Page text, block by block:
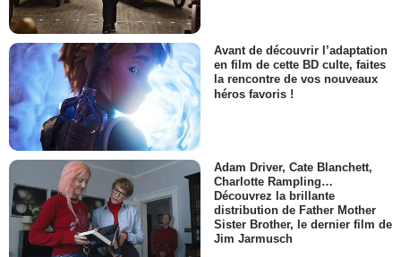
Avant de découvrir l’adaptation
en film de cette BD culte, faites
la rencontre de vos nouveaux
héros favoris !
Adam Driver, Cate Blanchett,
Charlotte Rampling…
Découvrez la brillante
distribution de Father Mother
Sister Brother, le dernier film de
Jim Jarmusch